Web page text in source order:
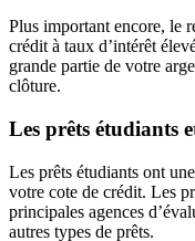
Plus important encore, le
crédit à taux d’intérêt
grande partie de votre
clôture.
Les prêts étudiants
Les prêts étudiants ont
votre cote de crédit. Les
principales agences
autres types de prêts.